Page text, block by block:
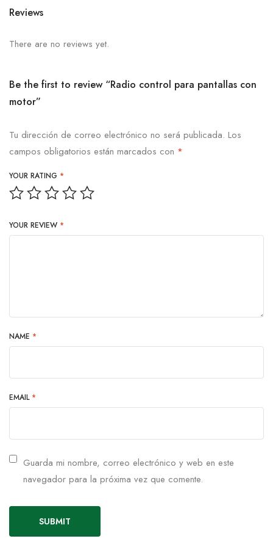
Reviews
There are no reviews yet.
Be the first to review “Radio control para pantallas con
motor”
Tu dirección de correo electrónico no será publicada. Los
campos obligatorios están marcados con *
YOUR RATING *
YOUR REVIEW *
NAME *
EMAIL *
Guarda mi nombre, correo electrónico y web en este
navegador para la próxima vez que comente.